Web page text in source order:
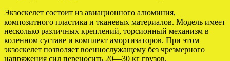
Экзоскелет состоит из авиационного алюминия,
композитного пластика и тканевых материалов. Модель имеет
несколько различных креплений, торсионный механизм в
коленном суставе и комплект амортизаторов. При этом
экзоскелет позволяет военнослужащему без чрезмерного
напряжения сил переносить 20—30 кг грузов.